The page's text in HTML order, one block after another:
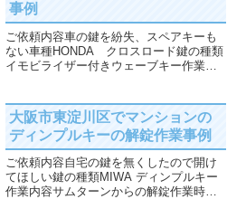
事例
ご依頼内容車の鍵を紛失、スペアキーも
ない車種HONDA クロスロード鍵の種類
イモビライザー付きウェーブキー作業内
イザーが付いている鍵ですが作成できま
すか？とご相談です...
大阪市東淀川区でマンションの
ディンプルキーの解錠作業事例
ご依頼内容自宅の鍵を無くしたので開け
てほしい鍵の種類MIWA ディンプルキー
作業内容サムターンからの解錠作業時間